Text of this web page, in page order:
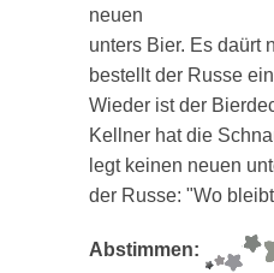
neuen
unters Bier. Es daürt
bestellt der Russe
Wieder ist der
Kellner hat die
legt keinen neuen
der Russe: "Wo
Abstimmen: